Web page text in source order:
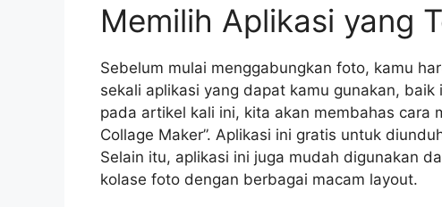
Memilih Aplikasi yang
Sebelum mulai menggabungkan foto, kamu
sekali aplikasi yang dapat kamu gunakan,
pada artikel kali ini, kita akan membahas cara
Collage Maker”. Aplikasi ini gratis untuk
Selain itu, aplikasi ini juga mudah digunakan
kolase foto dengan berbagai macam layout.